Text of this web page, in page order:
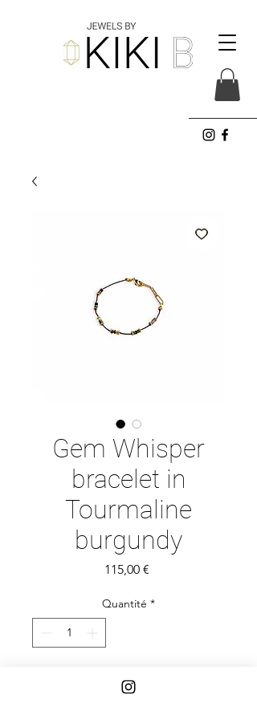
Gem Whisper
bracelet in
Tourmaline
burgundy
115,00 €Prix
Quantité *
Ajouter au panier